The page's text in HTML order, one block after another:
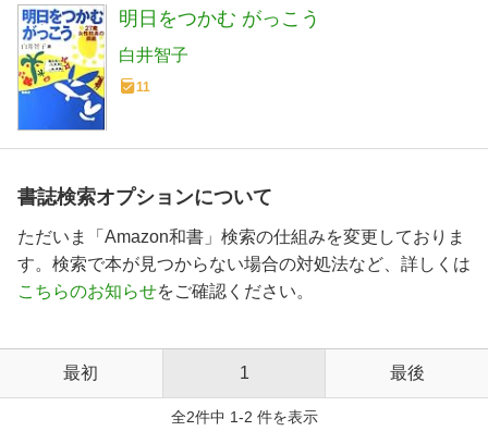
明日をつかむ がっこう
白井智子
11
書誌検索オプションについて
ただいま「Amazon和書」検索の仕組みを変更しておりま
す。検索で本が見つからない場合の対処法など、詳しくは
こちらのお知らせをご確認ください。
最初 1 最後
全2件中 1-2 件を表示